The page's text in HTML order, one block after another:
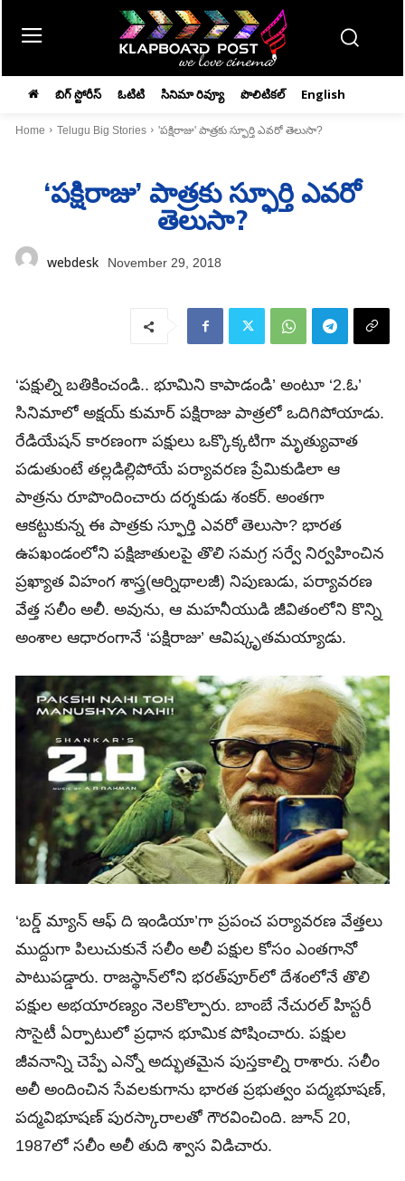
బిగ్ స్టోరీస్ ఓటిటి సినిమా రివ్యూ పొలిటికల్ English
Home Telugu Big Stories 'పక్షిరాజు' పాత్రకు స్ఫూర్తి ఎవరో తెలుసా?
‘పక్షిరాజు’ పాత్రకు స్ఫూర్తి ఎవరో
తెలుసా?
webdesk November 29, 2018
‘పక్షుల్ని బతికించండి.. భూమిని కాపాడండి’ అంటూ ‘2.ఓ’
సినిమాలో అక్షయ్‌ కుమార్‌ పక్షిరాజు పాత్రలో ఒదిగిపోయాడు.
రేడియేషన్‌ కారణంగా పక్షులు ఒక్కొక్కటిగా మృత్యువాత
పడుతుంటే తల్లడిల్లిపోయే పర్యావరణ ప్రేమికుడిలా ఆ
పాత్రను రూపొందించారు దర్శకుడు శంకర్‌. అంతగా
ఆకట్టుకున్న ఈ పాత్రకు స్ఫూర్తి ఎవరో తెలుసా? భారత
ఉపఖండంలోని పక్షిజాతులపై తొలి సమగ్ర సర్వే నిర్వహించిన
ప్రఖ్యాత విహంగ శాస్త్ర(ఆర్నిథాలజీ) నిపుణుడు, పర్యావరణ
వేత్త సలీం అలీ. అవును, ఆ మహనీయుడి జీవితంలోని కొన్ని
అంశాల ఆధారంగానే ‘పక్షిరాజు’ ఆవిష్కృతమయ్యాడు.
‘బర్డ్‌ మ్యాన్‌ ఆఫ్‌ ది ఇండియా’గా ప్రపంచ పర్యావరణ వేత్తలు
ముద్దుగా పిలుచుకునే సలీం అలీ పక్షుల కోసం ఎంతగానో
పాటుపడ్డారు. రాజస్థాన్‌లోని భరత్‌పూర్‌లో దేశంలోనే తొలి
పక్షుల అభయారణ్యం నెలకొల్పారు. బాంబే నేచురల్‌ హిస్టరీ
సొసైటీ ఏర్పాటులో ప్రధాన భూమిక పోషించారు. పక్షుల
జీవనాన్ని చెప్పే ఎన్నో అద్భుతమైన పుస్తకాల్ని రాశారు. సలీం
అలీ అందించిన సేవలకుగాను భారత ప్రభుత్వం పద్మభూషణ్‌,
పద్మవిభూషణ్‌ పురస్కారాలతో గౌరవించింది. జూన్‌ 20,
1987లో సలీం అలీ తుది శ్వాస విడిచారు.